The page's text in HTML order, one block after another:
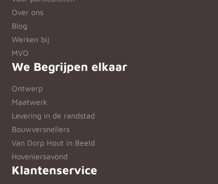
Over ons
Blog
Werken bij
MVO
We Begrijpen elkaar
Ontwerp
Maatwerk
Levering in de randstad
Bouwversnellers
Van Dorp Hout in Beeld
Hoveniersavond
Klantenservice